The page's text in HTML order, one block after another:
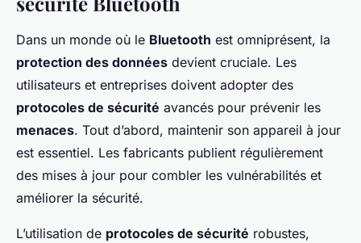
Dans un monde où le Bluetooth est omniprésent, la
protection des données devient cruciale. Les
utilisateurs et entreprises doivent adopter des
protocoles de sécurité avancés pour prévenir les
menaces. Tout d’abord, maintenir son appareil à jour
est essentiel. Les fabricants publient régulièrement
des mises à jour pour combler les vulnérabilités et
améliorer la sécurité.
L’utilisation de protocoles de sécurité robustes,